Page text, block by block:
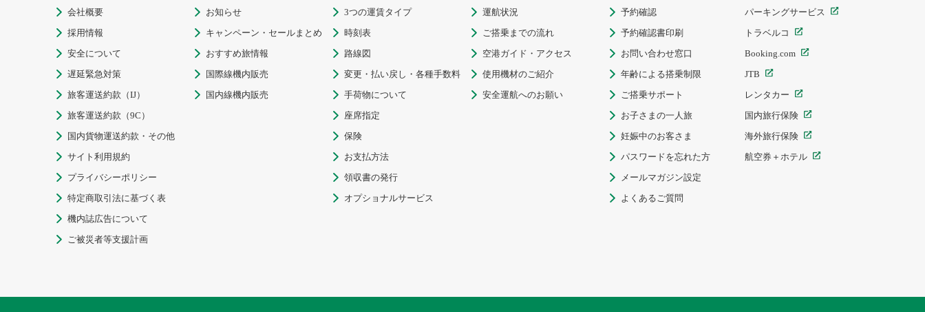
 会社概要
 採用情報
 安全について
 遅延緊急対策
 旅客運送約款（IJ）
 旅客運送約款（9C）
 国内貨物運送約款・その他
 サイト利用規約
 プライバシーポリシー
 特定商取引法に基づく表
 機内誌広告について
 ご被災者等支援計画
 お知らせ
 キャンペーン・セールまとめ
 おすすめ旅情報
 国際線機内販売
 国内線機内販売
 3つの運賃タイプ
 時刻表
 路線図
 変更・払い戻し・各種手数料
 手荷物について
 座席指定
 保険
 お支払方法
 領収書の発行
 オプショナルサービス
 運航状況
 ご搭乗までの流れ
 空港ガイド・アクセス
 使用機材のご紹介
 安全運航へのお願い
 予約確認
 予約確認書印刷
 お問い合わせ窓口
 年齢による搭乗制限
 ご搭乗サポート
 お子さまの一人旅
 妊娠中のお客さま
 パスワードを忘れた方
 メールマガジン設定
 よくあるご質問
パーキングサービス
トラベルコ
Booking.com
JTB
レンタカー
国内旅行保険
海外旅行保険
航空券＋ホテル